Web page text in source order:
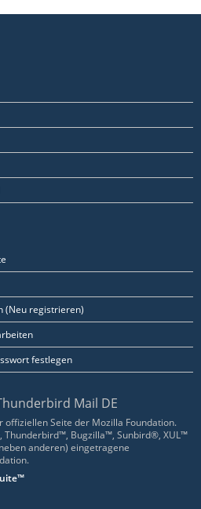
(Neu registrieren)
festlegen
Mail DE
offiziellen Seite der Mozilla Foundation.
Bugzilla™, Sunbird®, XUL™
anderen) eingetragene